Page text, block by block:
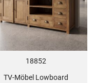
18852
TV-Möbel Lowboard